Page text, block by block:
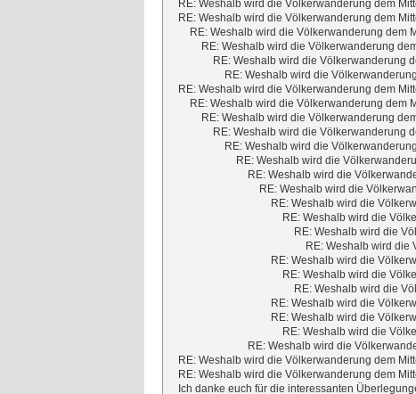
RE: Weshalb wird die Völkerwanderung dem
RE: Weshalb wird die Völkerwanderung dem
RE: Weshalb wird die Völkerwanderung dem
RE: Weshalb wird die Völkerwanderung
RE: Weshalb wird die Völkerwanderung
RE: Weshalb wird die
RE: Weshalb wird die Völkerwanderung dem
RE: Weshalb wird die Völkerwanderung dem
RE: Weshalb wird die Völkerwanderung
RE: Weshalb wird die Völkerwanderung
RE: Weshalb wird die
RE: Weshalb wird die
RE: Weshalb wird die
RE: Weshalb wird die
RE: Weshalb wird die
RE: Weshalb wird die
RE: Weshalb wird die
RE: Weshalb wird die
RE: Weshalb wird die
RE: Weshalb wird die
RE: Weshalb wird die
RE: Weshalb wird die
RE: Weshalb wird die
RE: Weshalb wird die
RE: Weshalb wird die
RE: Weshalb wird die Völkerwanderung dem
RE: Weshalb wird die Völkerwanderung dem
Ich danke euch für die interessanten